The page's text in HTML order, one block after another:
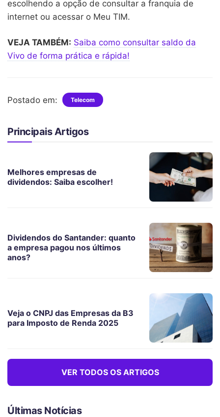
escolhendo a opção de consultar a franquia de
internet ou acessar o Meu TIM.
VEJA TAMBÉM: Saiba como consultar saldo da
Vivo de forma prática e rápida!
Postado em: Telecom
Principais Artigos
Melhores empresas de
dividendos: Saiba escolher!
Dividendos do Santander: quanto
a empresa pagou nos últimos
anos?
Veja o CNPJ das Empresas da B3
para Imposto de Renda 2025
VER TODOS OS ARTIGOS
Últimas Notícias